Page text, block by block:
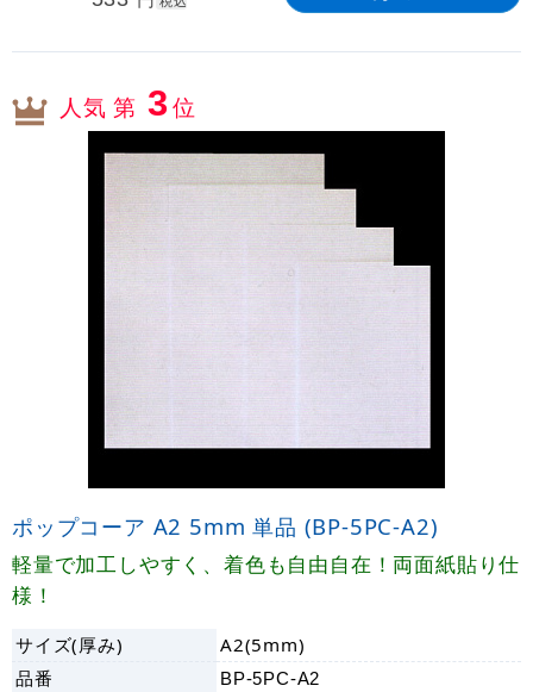
人気 第 3位
ポップコーア A2 5mm 単品 (BP-5PC-A2)
軽量で加工しやすく、着色も自由自在！両面紙貼り仕
様！
サイズ(厚み)
A2(5mm)
品番
BP-5PC-A2